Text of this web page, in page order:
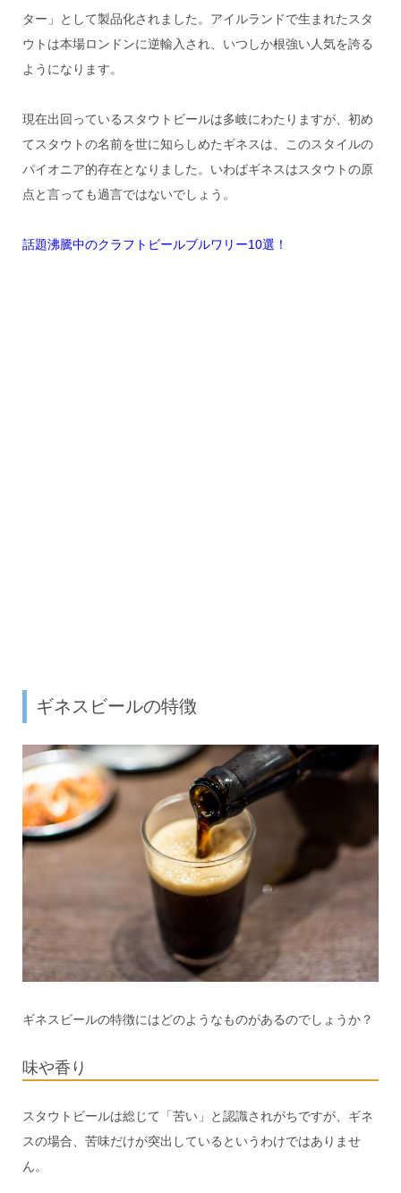
ター」として製品化されました。アイルランドで生まれたスタ
ウトは本場ロンドンに逆輸入され、いつしか根強い人気を誇る
ようになります。
現在出回っているスタウトビールは多岐にわたりますが、初め
てスタウトの名前を世に知らしめたギネスは、このスタイルの
パイオニア的存在となりました。いわばギネスはスタウトの原
点と言っても過言ではないでしょう。
話題沸騰中のクラフトビールブルワリー10選！
ギネスビールの特徴
ギネスビールの特徴にはどのようなものがあるのでしょうか？
味や香り
スタウトビールは総じて「苦い」と認識されがちですが、ギネ
スの場合、苦味だけが突出しているというわけではありませ
ん。